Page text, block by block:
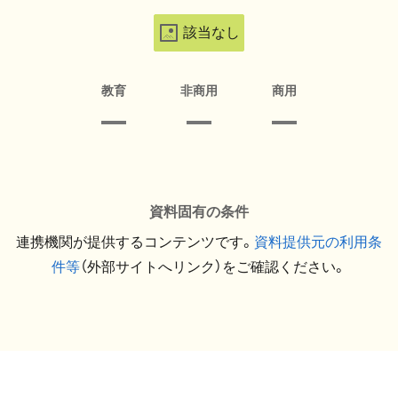
該当なし
教育 非商用 商用
資料固有の条件
連携機関が提供するコンテンツです。 資料提供元の利用条
件等（外部サイトへリンク）をご確認ください。